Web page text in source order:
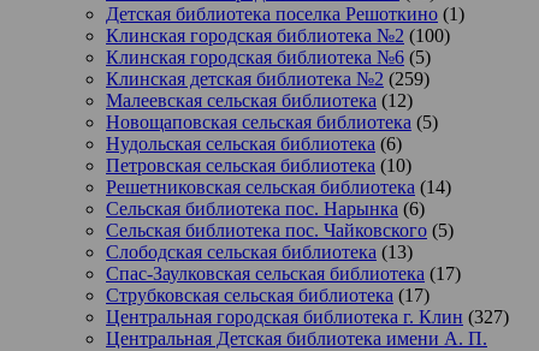
Детская библиотека поселка Решоткино (1)
Клинская городская библиотека №2 (100)
Клинская городская библиотека №6 (5)
Клинская детская библиотека №2 (259)
Малеевская сельская библиотека (12)
Новощаповская сельская библиотека (5)
Нудольская сельская библиотека (6)
Петровская сельская библиотека (10)
Решетниковская сельская библиотека (14)
Сельская библиотека пос. Нарынка (6)
Сельская библиотека пос. Чайковского (5)
Слободская сельская библиотека (13)
Спас-Заулковская сельская библиотека (17)
Струбковская сельская библиотека (17)
Центральная городская библиотека г. Клин (327)
Центральная Детская библиотека имени А. П.